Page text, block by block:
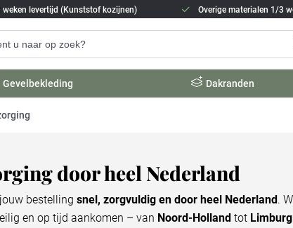
weken levertijd (Kunststof kozijnen) Overige materialen 1/3
Gevelbekleding Dakranden
door heel Nederland
bestelling snel, zorgvuldig en door heel Nederland.
en op tijd aankomen – van Noord-Holland tot Limburg